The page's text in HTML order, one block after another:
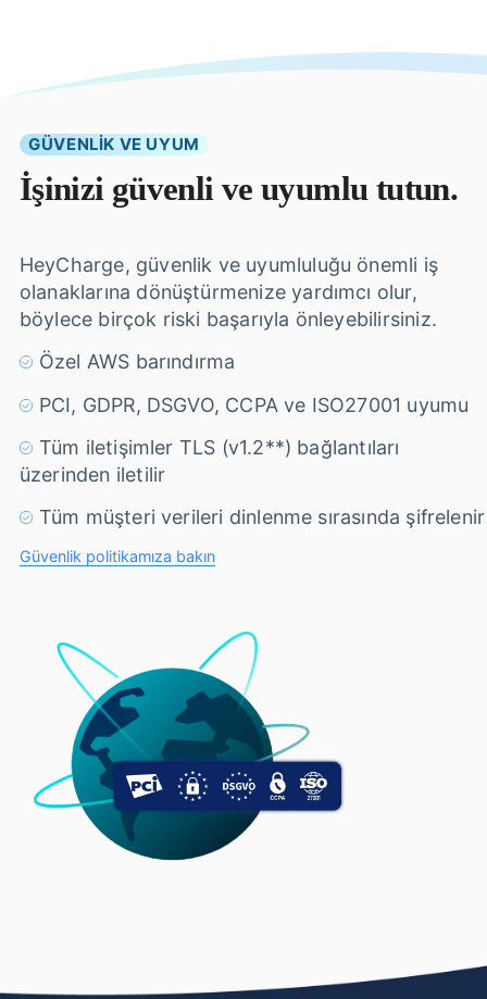
GÜVENLİK VE UYUM
İşinizi güvenli ve uyumlu tutun.
HeyCharge, güvenlik ve uyumluluğu önemli iş
olanaklarına dönüştürmenize yardımcı olur,
böylece birçok riski başarıyla önleyebilirsiniz.
Özel AWS barındırma
PCI, GDPR, DSGVO, CCPA ve ISO27001 uyumu
Tüm iletişimler TLS (v1.2**) bağlantıları
üzerinden iletilir
Tüm müşteri verileri dinlenme sırasında şifrelenir
Güvenlik politikamıza bakın